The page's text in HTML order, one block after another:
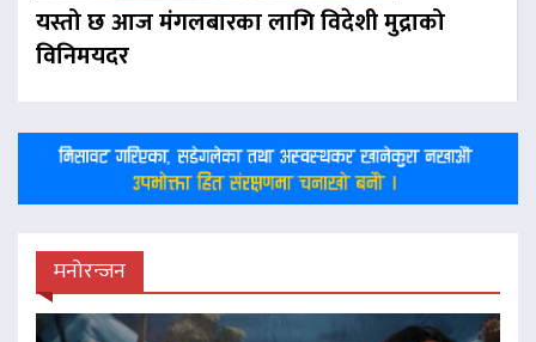
यस्तो छ आज मंगलबारका लागि विदेशी मुद्राको
विनिमयदर
मनोरन्जन